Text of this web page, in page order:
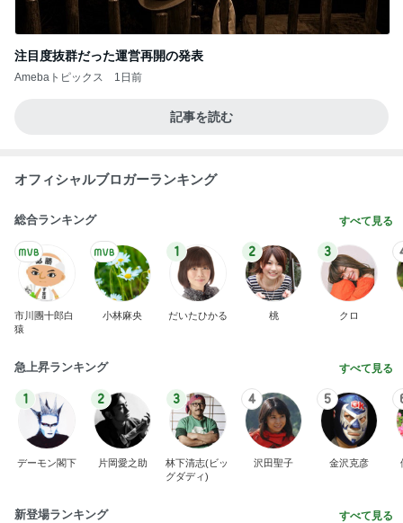
注目度抜群だった運営再開の発表
Amebaトピックス 1日前
記事を読む
オフィシャルブロガーランキング
総合ランキング すべて見る
市川團十郎白
猿
小林麻央
1
だいたひかる
2
桃
3
クロ
急上昇ランキング すべて見る
1
デーモン閣下
2
片岡愛之助
3
林下清志(ビッ
グダディ)
4
沢田聖子
5
金沢克彦
新登場ランキング すべて見る